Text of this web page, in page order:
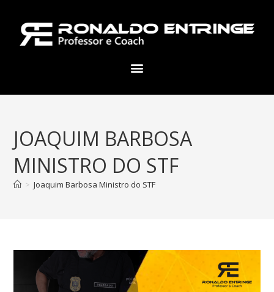
JOAQUIM BARBOSA
MINISTRO DO STF
> Joaquim Barbosa Ministro do STF